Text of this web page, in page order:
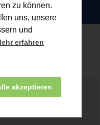
zu können.
uns, unsere
und
erfahren
akzeptieren